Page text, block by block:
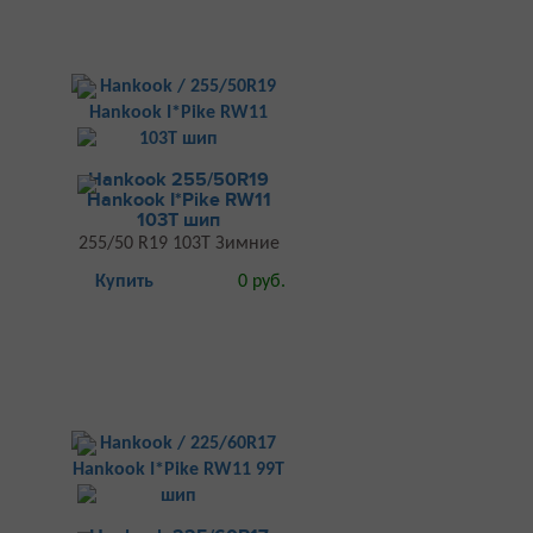
Hankook 255/50R19
Hankook I*Pike RW11
103T шип
255/50 R19 103T Зимние
Купить
0 руб.